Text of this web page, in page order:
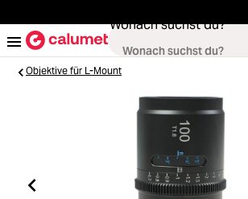
Wonach suchst du?
Objektive
Objektive für L-Mount